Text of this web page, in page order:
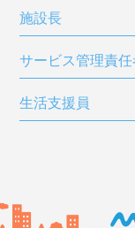
施設長
サービス管理責任
生活支援員